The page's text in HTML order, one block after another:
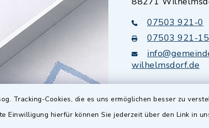
Tracking-Cookies, die es uns ermöglichen besser zu
Einwilligung hierfür können Sie jederzeit über den Link in
07503 921-0
07503 921-
wilhelmsdorf.de
Quicklinks